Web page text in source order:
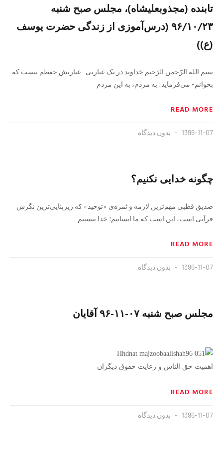
تابنده (مجذوبعلیشاه)، مجلس صبح شنبه
۹۶/۱۰/۲۳ (درس‌آموزی از زندگی حضرت یوسف
(ع))
بسم الله الرّحمن الرّحیم خداوند در یک عبارتی- عبارتش حفظم نیست که
بخوانم- می‌فرماید: به مردم، به این مردم
READ MORE
1396-11-07 بدون دیدگاه
چگونه خدایی نکنیم؟
صدیق قطبی مهم‌ترین لازمه و ثمره‌ی «توحید» که زیربنایی‌ترین نگرش
قرآنی است، این است که ما انسانیم؛ خدا نیستیم
READ MORE
1396-11-07 بدون دیدگاه
مجلس صبح شنبه ۰۷-۱۱-۹۶ آقایان
اهمیت حق الناس و رعایت حقوق دیگران
READ MORE
1396-11-07 بدون دیدگاه